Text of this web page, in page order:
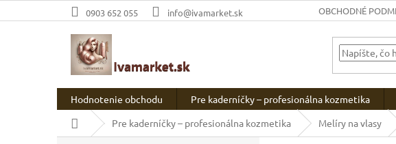
na
0903 652 055 info@ivamarket.sk OBCHODNÉ
Hodnotenie obchodu Pre kaderníčky – profesionálna kozmetika
DomovPre kaderníčky – profesionálna kozmetika Melíry na vlasy